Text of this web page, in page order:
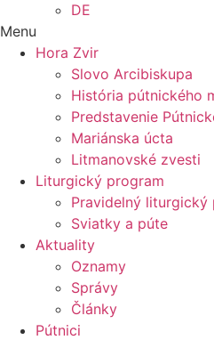
DE
Menu
Hora Zvir
Slovo Arcibiskupa
História pútnického
Predstavenie
Mariánska úcta
Litmanovské zvesti
Liturgický program
Pravidelný liturgický
Sviatky a púte
Aktuality
Oznamy
Správy
Články
Pútnici